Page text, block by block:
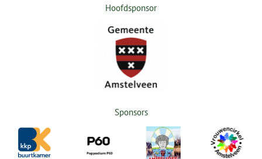
Hoofdsponsor
Sponsors